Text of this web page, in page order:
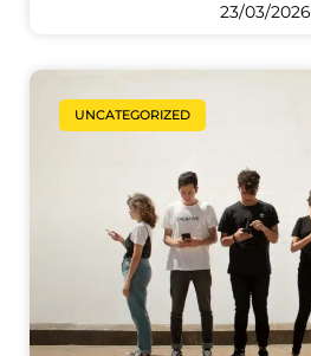
23/03/2026
UNCATEGORIZED